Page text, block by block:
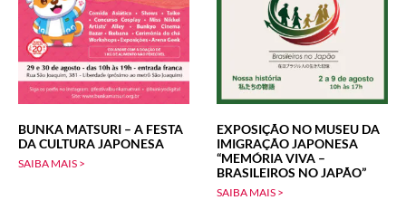
BUNKA MATSURI – A FESTA
DA CULTURA JAPONESA
SAIBA MAIS >
EXPOSIÇÃO NO MUSEU DA
IMIGRAÇÃO JAPONESA
“MEMÓRIA VIVA –
BRASILEIROS NO JAPÃO”
SAIBA MAIS >